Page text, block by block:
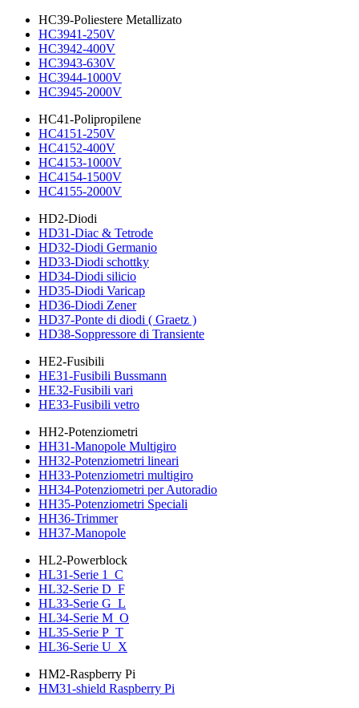
HC39-Poliestere Metallizato
HC3941-250V
HC3942-400V
HC3943-630V
HC3944-1000V
HC3945-2000V
HC41-Polipropilene
HC4151-250V
HC4152-400V
HC4153-1000V
HC4154-1500V
HC4155-2000V
HD2-Diodi
HD31-Diac & Tetrode
HD32-Diodi Germanio
HD33-Diodi schottky
HD34-Diodi silicio
HD35-Diodi Varicap
HD36-Diodi Zener
HD37-Ponte di diodi ( Graetz )
HD38-Soppressore di Transiente
HE2-Fusibili
HE31-Fusibili Bussmann
HE32-Fusibili vari
HE33-Fusibili vetro
HH2-Potenziometri
HH31-Manopole Multigiro
HH32-Potenziometri lineari
HH33-Potenziometri multigiro
HH34-Potenziometri per Autoradio
HH35-Potenziometri Speciali
HH36-Trimmer
HH37-Manopole
HL2-Powerblock
HL31-Serie 1_C
HL32-Serie D_F
HL33-Serie G_L
HL34-Serie M_O
HL35-Serie P_T
HL36-Serie U_X
HM2-Raspberry Pi
HM31-shield Raspberry Pi